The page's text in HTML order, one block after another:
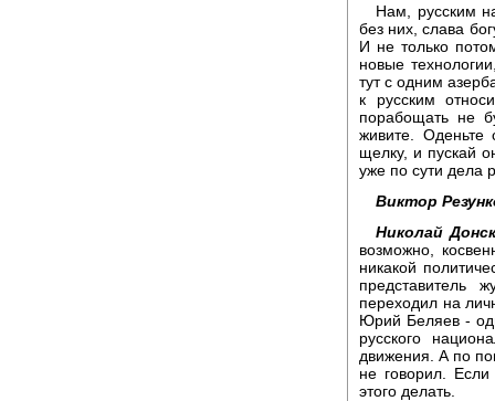
Нам, русским
без них, слава
И не только
новые
тут с одним
к русским
порабощать не
живите. Оденьте
щелку, и пускай
уже по сути дела
Виктор
Николай
возможно,
никакой
представитель
переходил на
Юрий Беляев -
русского
движения. А по
не говорил.
этого делать.